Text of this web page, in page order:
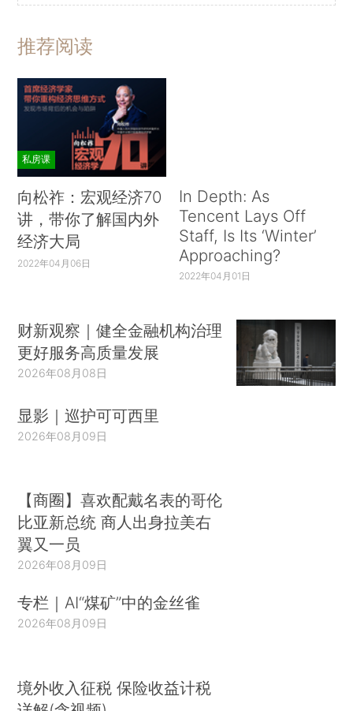
推荐阅读
私房课
向松祚：宏观经济70
讲，带你了解国内外
经济大局
2022年04月06日
In Depth: As
Tencent Lays Off
Staff, Is Its ‘Winter’
Approaching?
2022年04月01日
财新观察｜健全金融机构治理
更好服务高质量发展
2026年08月08日
显影｜巡护可可西里
2026年08月09日
【商圈】喜欢配戴名表的哥伦
比亚新总统 商人出身拉美右
翼又一员
2026年08月09日
专栏｜AI“煤矿”中的金丝雀
2026年08月09日
境外收入征税 保险收益计税